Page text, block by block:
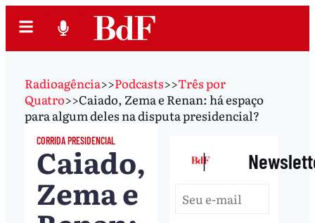
Radioagência>>Podcasts>>Três por
Quatro>>Caiado, Zema e Renan: há espaço
para algum deles na disputa presidencial?
CORRIDA PRESIDENCIAL
Caiado,
Zema e
|